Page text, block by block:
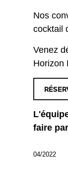
Nos
cocktail
Venez
Horizon
faire
04/2022